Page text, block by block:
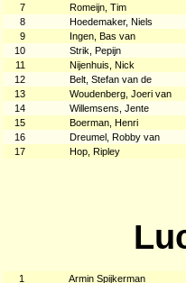
7
Romeijn, Tim
8
Hoedemaker, Niels
9
Ingen, Bas van
10
Strik, Pepijn
11
Nijenhuis, Nick
12
Belt, Stefan van de
13
Woudenberg, Joeri van
14
Willemsens, Jente
15
Boerman, Henri
16
Dreumel, Robby van
17
Hop, Ripley
1
Armin Spijkerman